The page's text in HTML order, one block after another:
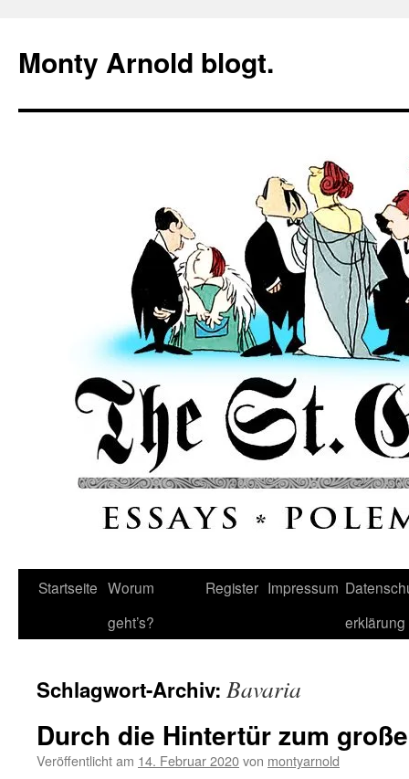
springen
Monty Arnold blogt.
Startseite Worum
geht’s?
Register Impressum
erklärung
Schlagwort-Archiv: Bavaria
Durch die Hintertür zum
Veröffentlicht am 14. Februar 2020von montyarnold